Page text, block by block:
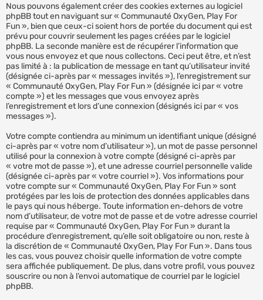
Nous pouvons également créer des cookies externes au logiciel
phpBB tout en naviguant sur « Communauté OxyGen, Play For
Fun », bien que ceux-ci soient hors de portée du document qui est
prévu pour couvrir seulement les pages créées par le logiciel
phpBB. La seconde manière est de récupérer l’information que
vous nous envoyez et que nous collectons. Ceci peut être, et n’est
pas limité à : la publication de message en tant qu’utilisateur invité
(désignée ci-après par « messages invités »), l’enregistrement sur
« Communauté OxyGen, Play For Fun » (désignée ici par « votre
compte ») et les messages que vous envoyez après
l’enregistrement et lors d’une connexion (désignés ici par « vos
messages »).
Votre compte contiendra au minimum un identifiant unique (désigné
ci-après par « votre nom d’utilisateur »), un mot de passe personnel
utilisé pour la connexion à votre compte (désigné ci-après par
« votre mot de passe »), et une adresse courriel personnelle valide
(désignée ci-après par « votre courriel »). Vos informations pour
votre compte sur « Communauté OxyGen, Play For Fun » sont
protégées par les lois de protection des données applicables dans
le pays qui nous héberge. Toute information en-dehors de votre
nom d’utilisateur, de votre mot de passe et de votre adresse courriel
requise par « Communauté OxyGen, Play For Fun » durant la
procédure d’enregistrement, qu’elle soit obligatoire ou non, reste à
la discrétion de « Communauté OxyGen, Play For Fun ». Dans tous
les cas, vous pouvez choisir quelle information de votre compte
sera affichée publiquement. De plus, dans votre profil, vous pouvez
souscrire ou non à l’envoi automatique de courriel par le logiciel
phpBB.